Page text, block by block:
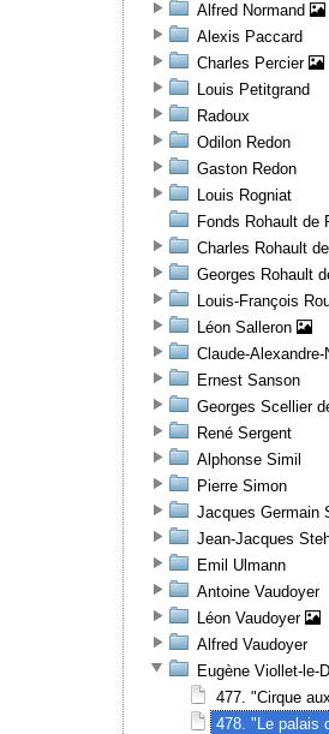
Alfred Normand
Alexis Paccard
Charles Percier
Louis Petitgrand
Radoux
Odilon Redon
Gaston Redon
Louis Rogniat
Fonds Rohault de
Charles Rohault
Georges Rohault
Louis-François
Léon Salleron
Claude-
Ernest Sanson
Georges Scellier
René Sergent
Alphonse Simil
Pierre Simon
Jacques Germain
Jean-Jacques
Emil Ulmann
Antoine Vaudoyer
Léon Vaudoyer
Alfred Vaudoyer
Eugène Viollet-le-
477. "Cirque
478. "Le palais